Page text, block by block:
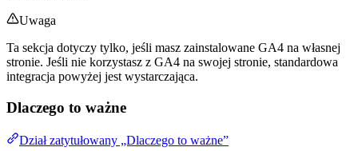
Uwaga
Ta sekcja dotyczy tylko, jeśli masz zainstalowane GA4 na własnej
stronie. Jeśli nie korzystasz z GA4 na swojej stronie, standardowa
integracja powyżej jest wystarczająca.
Dlaczego to ważne
Dział zatytułowany „Dlaczego to ważne”